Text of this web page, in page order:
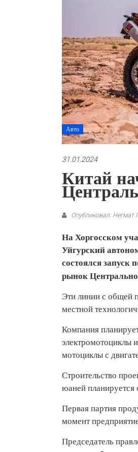
Авто
31.01.2024
Китай
Опубликовал: Негмат
На Хоргосском
Уйгурский
состоялся запуск
рынок
Эти линии с общей
местной
Компания
электромотоциклы
мотоциклы с
Строительство
юаней планируется
Первая партия
момент
Председатель